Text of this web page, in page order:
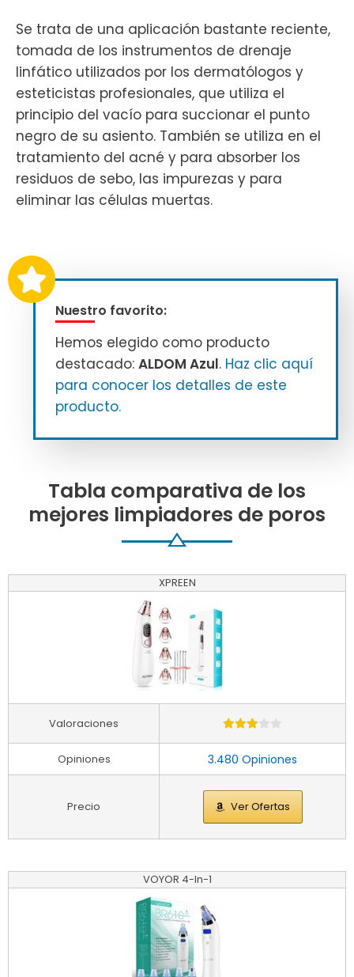
Se trata de una aplicación bastante reciente,
tomada de los instrumentos de drenaje
linfático utilizados por los dermatólogos y
esteticistas profesionales, que utiliza el
principio del vacío para succionar el punto
negro de su asiento. También se utiliza en el
tratamiento del acné y para absorber los
residuos de sebo, las impurezas y para
eliminar las células muertas.
Nuestro favorito:
Hemos elegido como producto
destacado: ALDOM Azul. Haz clic aquí
para conocer los detalles de este
producto.
Tabla comparativa de los
mejores limpiadores de poros
XPREEN
3.480 Opiniones
Ver Ofertas
Valoraciones
Opiniones
Precio
VOYOR 4-In-1